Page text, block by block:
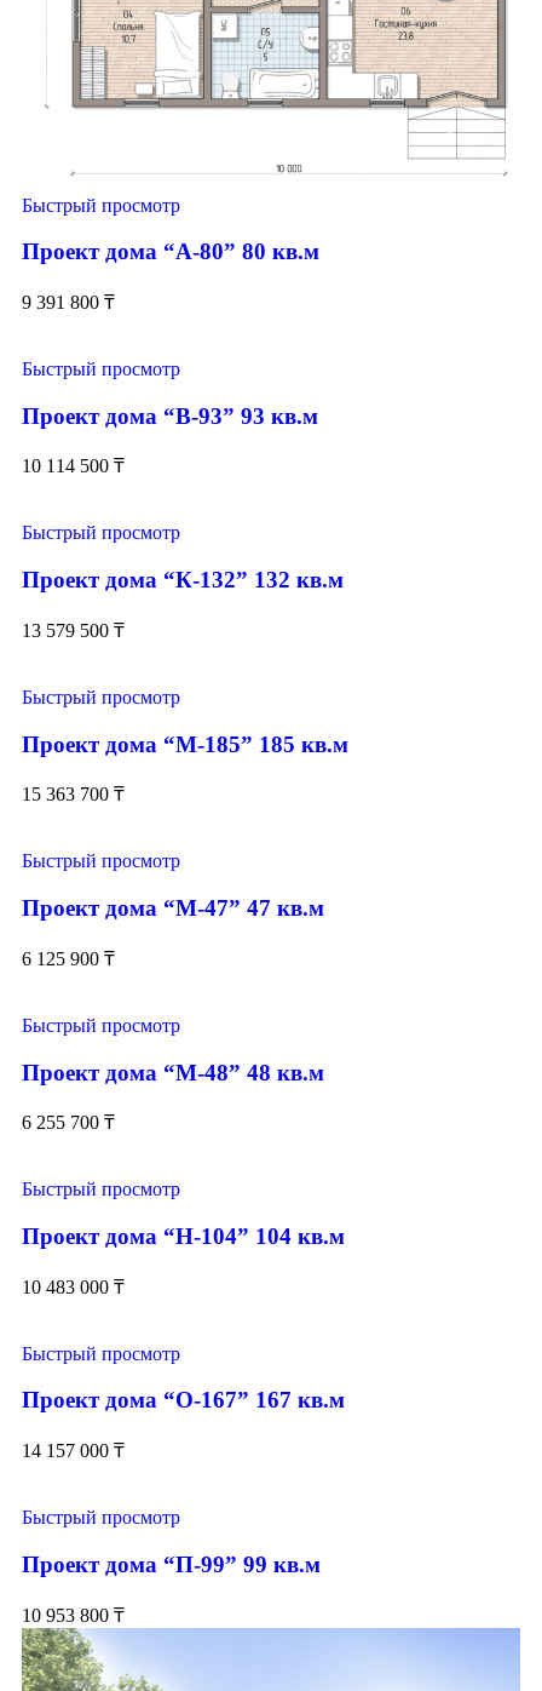
Быстрый просмотр
Проект дома “А-80” 80 кв.м
9 391 800 ₸
Быстрый просмотр
Проект дома “В-93” 93 кв.м
10 114 500 ₸
Быстрый просмотр
Проект дома “К-132” 132 кв.м
13 579 500 ₸
Быстрый просмотр
Проект дома “М-185” 185 кв.м
15 363 700 ₸
Быстрый просмотр
Проект дома “М-47” 47 кв.м
6 125 900 ₸
Быстрый просмотр
Проект дома “М-48” 48 кв.м
6 255 700 ₸
Быстрый просмотр
Проект дома “Н-104” 104 кв.м
10 483 000 ₸
Быстрый просмотр
Проект дома “О-167” 167 кв.м
14 157 000 ₸
Быстрый просмотр
Проект дома “П-99” 99 кв.м
10 953 800 ₸